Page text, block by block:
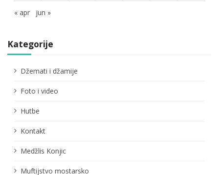
« apr jun »
Kategorije
Džemati i džamije
Foto i video
Hutbe
Kontakt
Medžlis Konjic
Muftijstvo mostarsko